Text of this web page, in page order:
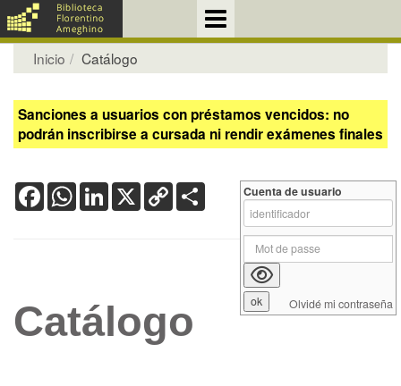
Inicio Catálogo
Sanciones a usuarios con préstamos vencidos: no
podrán inscribirse a cursada ni rendir exámenes finales
FacebookWhatsApp
LinkedIn
X Copy
Link
Catálogo
Cuenta de usuario
Olvidé mi contraseña